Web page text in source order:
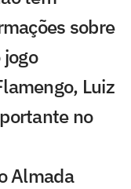
sobre
Luiz
no
Almada